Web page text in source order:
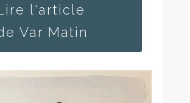
l'article
Var Matin